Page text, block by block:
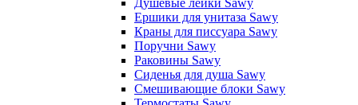
Душевые лейки Sawy
Ершики для унитаза Sawy
Краны для писсуара Sawy
Поручни Sawy
Раковины Sawy
Сиденья для душа Sawy
Смешивающие блоки Sawy